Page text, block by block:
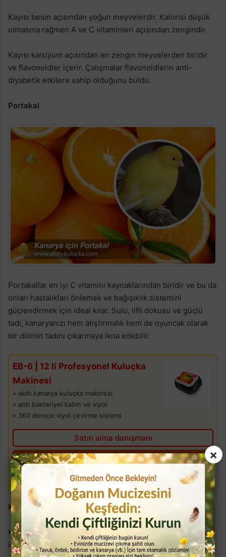
Kayısı besin açısından yoğun meyvelerdir. Kalorisi düşük
olmasına rağmen A ve C vitaminleri açısından zengindir.
Kayısı kalsiyum açısından en zengin meyvelerden biridir
ve flavonoidler içerir. Çalışmalar flavonoidlerin anti-
diyabetik etkilere sahip olduğunu buldu.
Portakal
Portakallar en iyi C vitamini kaynaklarından biridir ve bu da
onları hastalıkları önlemek ve bağışıklık sistemini
güçlendirmek için ideal kılar. Sulu, lifli dokusu ve güçlü
tadı, kanaryanızı hem atıştırmalık hem de oyuncak olarak
bir dilimin tadını çıkarmaya ikna edebilir.
EB-6 | 12 li Profesyonel Kuluçka
Makinesi
» akıllı kanarya kuluçka makinesi
» anti bakteriyel kabin ve viyol
» 360 derece viyol çevirme sistemi
Satın alma danışmanı
Detayları ve satın alma
Whatsapp
Kavun
Kavun A ve C vitaminleri, potasyum, çinko ve kalsiyum
içerir.
×